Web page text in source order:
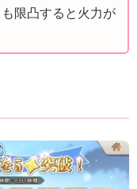
限凸すると火力が